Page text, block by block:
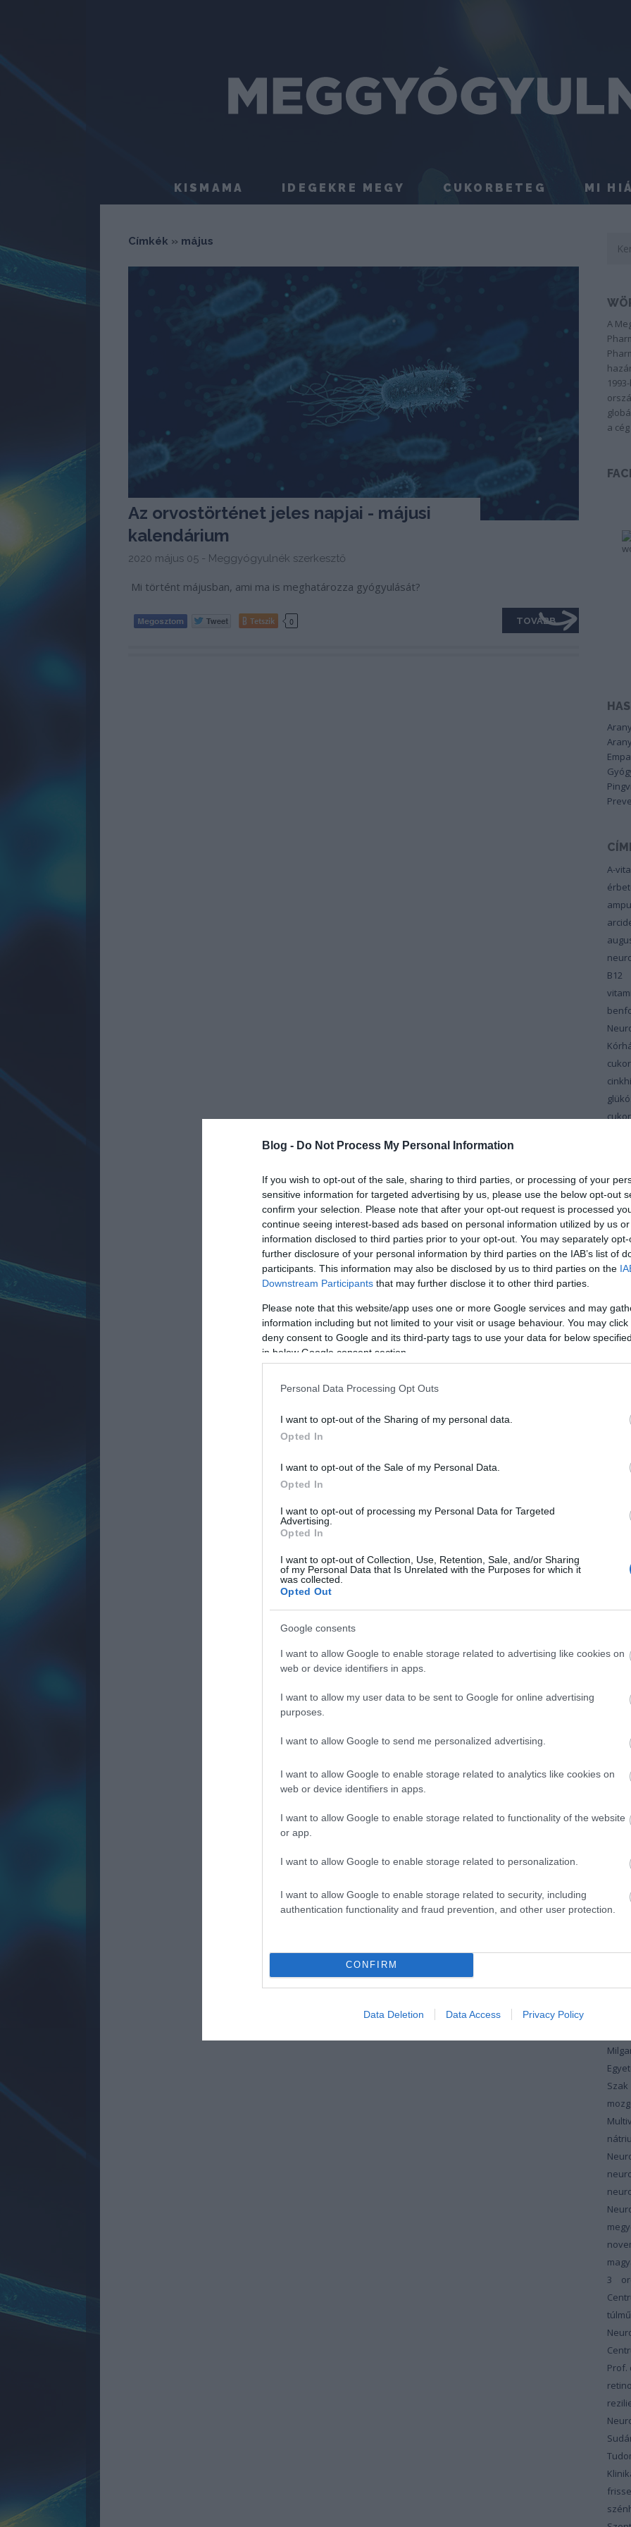
Blog - Do Not Process My Personal Information
If you wish to opt-out of the sale, sharing to third parties, or processing of your
sensitive information for targeted advertising by us, please use the below opt-out
confirm your selection. Please note that after your opt-out request is processed
continue seeing interest-based ads based on personal information utilized by us
information disclosed to third parties prior to your opt-out. You may separately
further disclosure of your personal information by third parties on the IAB’s list of
participants. This information may also be disclosed by us to third parties on the
Downstream Participants that may further disclose it to other third parties.
Please note that this website/app uses one or more Google services and may
information including but not limited to your visit or usage behaviour. You may
deny consent to Google and its third-party tags to use your data for below
in below Google consent section.
Personal Data Processing Opt Outs
I want to opt-out of the Sharing of my personal data.
Opted In
I want to opt-out of the Sale of my Personal Data.
Opted In
I want to opt-out of processing my Personal Data for Targeted
Advertising.
Opted In
I want to opt-out of Collection, Use, Retention, Sale, and/or Sharing
of my Personal Data that Is Unrelated with the Purposes for which it
was collected.
Opted Out
Google consents
I want to allow Google to enable storage related to advertising like cookies on
web or device identifiers in apps.
I want to allow my user data to be sent to Google for online advertising
purposes.
I want to allow Google to send me personalized advertising.
I want to allow Google to enable storage related to analytics like cookies on
web or device identifiers in apps.
I want to allow Google to enable storage related to functionality of the website
or app.
I want to allow Google to enable storage related to personalization.
I want to allow Google to enable storage related to security, including
authentication functionality and fraud prevention, and other user protection.
CONFIRM
Data Deletion Data Access Privacy Policy
KISMAMA IDEGEKRE MEGY CUKORBETEG MI
Címkék » május
Az orvostörténet jeles napjai - májusi
kalendárium
2020 május 05 - Meggyógyulnék szerkesztő
Mi történt májusban, ami ma is meghatározza gyógyulását?
Tetszik 0 TOVÁBB
A
a
A-
B12
diéta
Klára
dr.
Szak
3
Prof.